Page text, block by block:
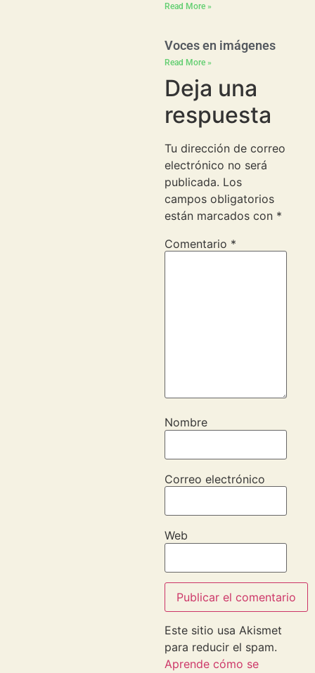
Read More »
Voces en imágenes
Read More »
Deja una
respuesta
Tu dirección de correo
electrónico no será
publicada. Los
campos obligatorios
están marcados con *
Comentario *
Nombre
Correo electrónico
Web
Este sitio usa Akismet
para reducir el spam.
Aprende cómo se